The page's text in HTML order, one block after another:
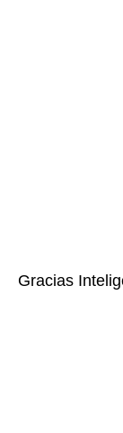
Gracias